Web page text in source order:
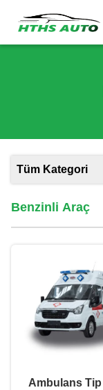
Tüm Kategori
Benzinli Araç
Ambulans Tip